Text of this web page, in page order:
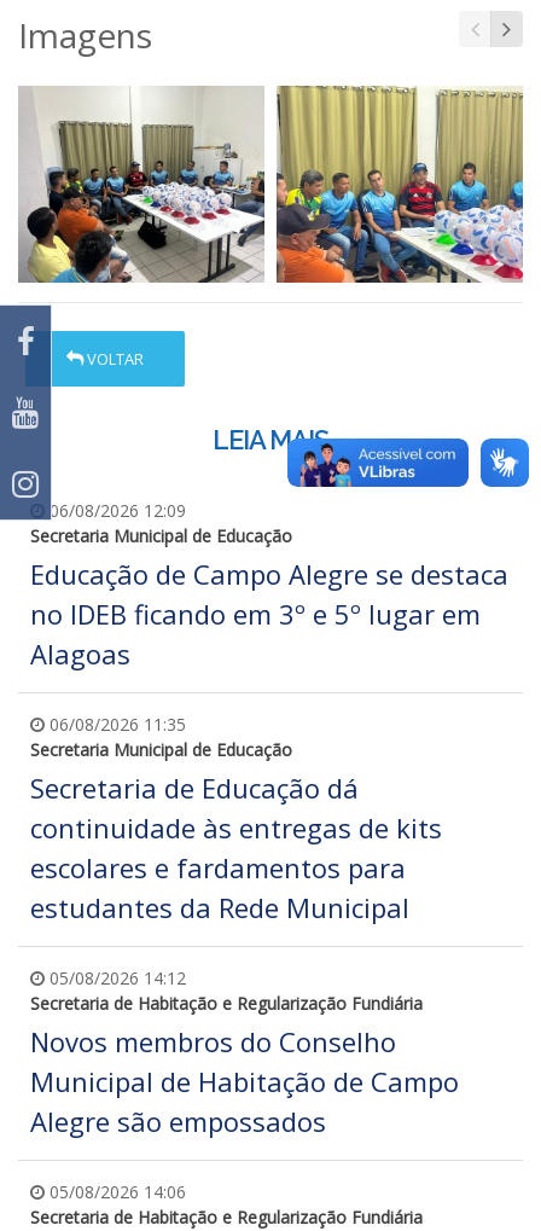
Imagens
VOLTAR
LEIA MAIS
06/08/2026 12:09
Secretaria Municipal de Educação
Educação de Campo Alegre se destaca
no IDEB ficando em 3º e 5º lugar em
Alagoas
06/08/2026 11:35
Secretaria Municipal de Educação
Secretaria de Educação dá
continuidade às entregas de kits
escolares e fardamentos para
estudantes da Rede Municipal
05/08/2026 14:12
Secretaria de Habitação e Regularização Fundiária
Novos membros do Conselho
Municipal de Habitação de Campo
Alegre são empossados
05/08/2026 14:06
Secretaria de Habitação e Regularização Fundiária